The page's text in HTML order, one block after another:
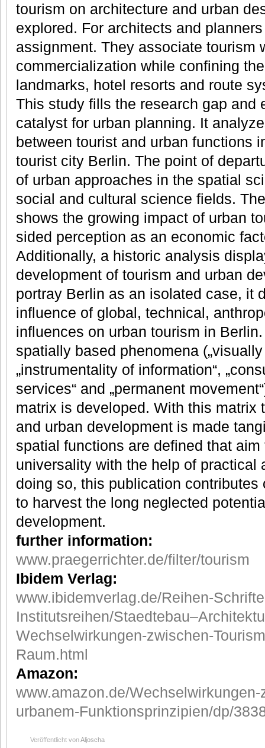
tourism on architecture and urban
explored. For architects and
assignment. They associate tourism
commercialization while confining
landmarks, hotel resorts and route
This study fills the research gap and
catalyst for urban planning. It
between tourist and urban functions
tourist city Berlin. The point of
of urban approaches in the spatial
social and cultural science fields.
shows the growing impact of urban
sided perception as an economic
Additionally, a historic analysis
development of tourism and urban
portray Berlin as an isolated case, it
influence of global, technical,
influences on urban tourism in
spatially based phenomena
„instrumentality of information“,
services“ and „permanent
matrix is developed. With this matrix
and urban development is made
spatial functions are defined that
universality with the help of practical
doing so, this publication
to harvest the long neglected
development.
further information:
www.praegerrichter.de/filter/tourism
Ibidem Verlag:
www.ibidemverlag.de/Reihen-
Institutsreihen/
Wechselwirkungen-zwischen-
Raum.html
Amazon:
www.amazon.de/
urbanem-Funktionsprinzipien/dp/
Veröffentlicht vonAljoscha